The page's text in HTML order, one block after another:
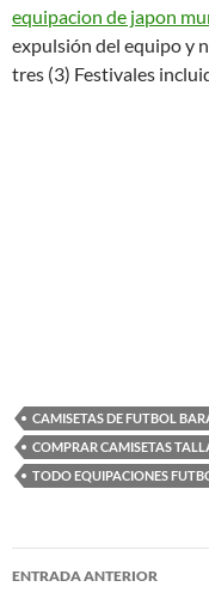
equipacion de japon
expulsión del equipo y
tres (3) Festivales
CAMISETAS DE FUTBOL
COMPRAR CAMISETAS
TODO EQUIPACIONES
Navegación
ENTRADA ANTERIOR